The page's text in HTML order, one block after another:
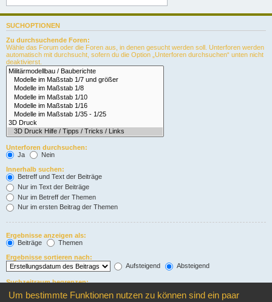
SUCHOPTIONEN
Zu durchsuchende Foren:
Wähle das Forum oder die Foren aus, in denen gesucht werden soll. Unterforen werden
automatisch mit durchsucht, sofern du die Option „Unterforen durchsuchen“ unten nicht
deaktivierst.
Unterforen durchsuchen:
Ja
Nein
Innerhalb suchen:
Betreff und Text der Beiträge
Nur im Text der Beiträge
Nur im Betreff der Themen
Nur im ersten Beitrag der Themen
Ergebnisse anzeigen als:
Beiträge
Themen
Ergebnisse sortieren nach:
Aufsteigend
Absteigend
Suchzeitraum begrenzen:
Um bestimmte Funktionen nutzen zu können sind ein paar